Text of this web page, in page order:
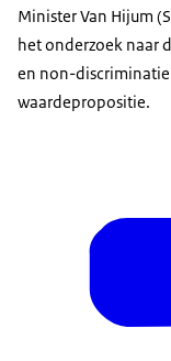
Minister Van Hijum
het onderzoek naar
en non-discriminatie
waardepropositie.